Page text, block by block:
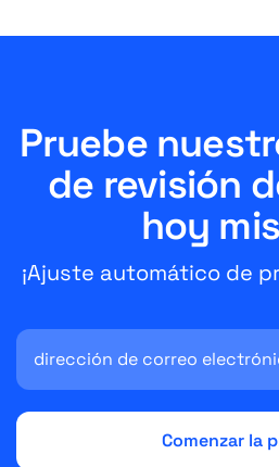
Pruebe
de revisión
hoy
¡Ajuste automático de